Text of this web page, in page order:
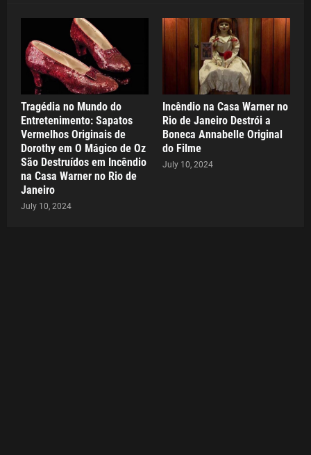
Tragédia no Mundo do
Entretenimento: Sapatos
Vermelhos Originais de
Dorothy em O Mágico de Oz
São Destruídos em Incêndio
na Casa Warner no Rio de
Janeiro
July 10, 2024
Incêndio na Casa Warner no
Rio de Janeiro Destrói a
Boneca Annabelle Original
do Filme
July 10, 2024